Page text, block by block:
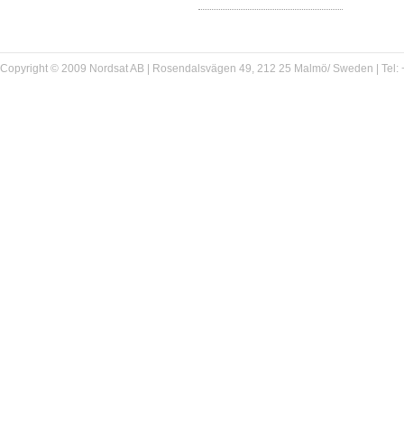
Copyright © 2009 Nordsat AB | Rosendalsvägen 49, 212 25 Malmö/ Sweden |